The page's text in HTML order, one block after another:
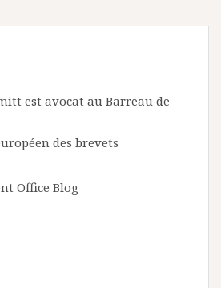
est avocat au Barreau de
des brevets
Office Blog